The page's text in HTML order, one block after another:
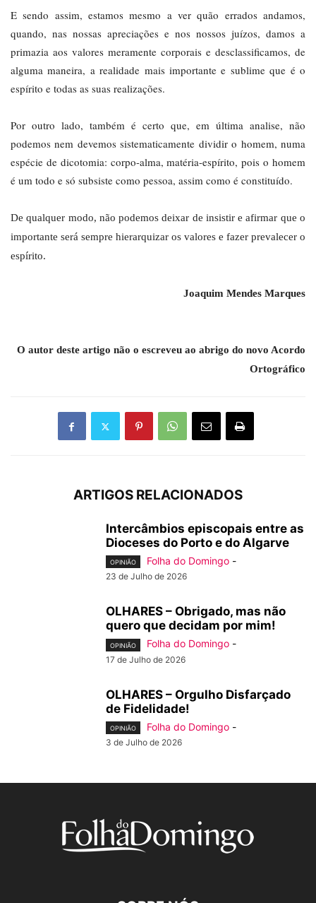
E sendo assim, estamos mesmo a ver quão errados andamos,
quando, nas nossas apreciações e nos nossos juízos, damos a
primazia aos valores meramente corporais e desclassificamos, de
alguma maneira, a realidade mais importante e sublime que é o
espírito e todas as suas realizações.
Por outro lado, também é certo que, em última analise, não
podemos nem devemos sistematicamente dividir o homem, numa
espécie de dicotomia: corpo-alma, matéria-espírito, pois o homem
é um todo e só subsiste como pessoa, assim como é constituído.
De qualquer modo, não podemos deixar de insistir e afirmar que o
importante será sempre hierarquizar os valores e fazer prevalecer o
espírito.
Joaquim Mendes Marques
O autor deste artigo não o escreveu ao abrigo do novo Acordo
Ortográfico
ARTIGOS RELACIONADOS
Intercâmbios episcopais entre as
Dioceses do Porto e do Algarve
OPINIÃO Folha do Domingo -
23 de Julho de 2026
OLHARES – Obrigado, mas não
quero que decidam por mim!
OPINIÃO Folha do Domingo -
17 de Julho de 2026
OLHARES – Orgulho Disfarçado
de Fidelidade!
OPINIÃO Folha do Domingo -
3 de Julho de 2026